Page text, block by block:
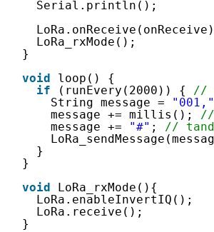
Serial.println();
LoRa_rxMode();
}
void
loop() {
if
(runEvery(2000)) { //
String message =
"001,"
message += millis(); //
message +=
"#" ; //
}
}
void
LoRa_rxMode(){
}